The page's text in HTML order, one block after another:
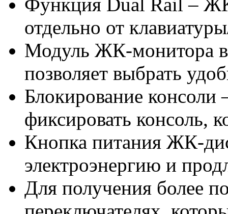
Функция Dual Rail –
отдельно от
Модуль ЖК-монитора
позволяет выбрать
Блокирование консоли
фиксировать консоль,
Кнопка питания ЖК-
электроэнергию и
Для получения более